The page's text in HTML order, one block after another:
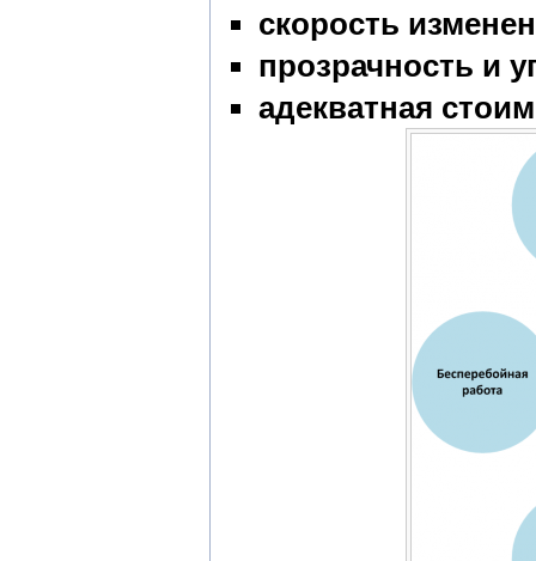
скорость
прозрачность и
адекватная